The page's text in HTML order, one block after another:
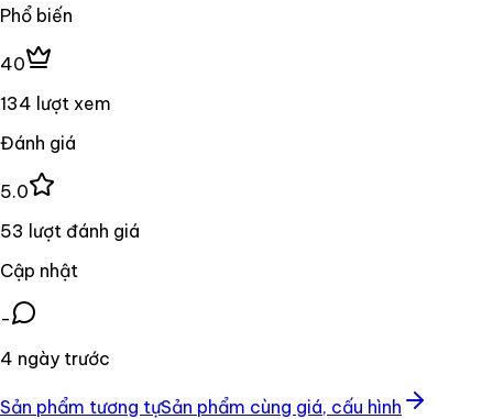
Phổ biến
40
134 lượt xem
Đánh giá
5.0
53 lượt đánh giá
Cập nhật
-
4 ngày trước
Sản phẩm tương tựSản phẩm cùng giá, cấu hình